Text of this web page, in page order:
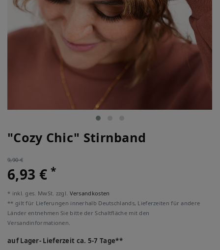
"Cozy Chic" Stirnband
9,90 €
6,93 €*
* inkl. ges. MwSt. zzgl. Versandkosten
** gilt für Lieferungen innerhalb Deutschlands, Lieferzeiten für andere
Länder entnehmen Sie bitte der Schaltfläche mit den
Versandinformationen.
auf Lager- Lieferzeit ca. 5-7 Tage**